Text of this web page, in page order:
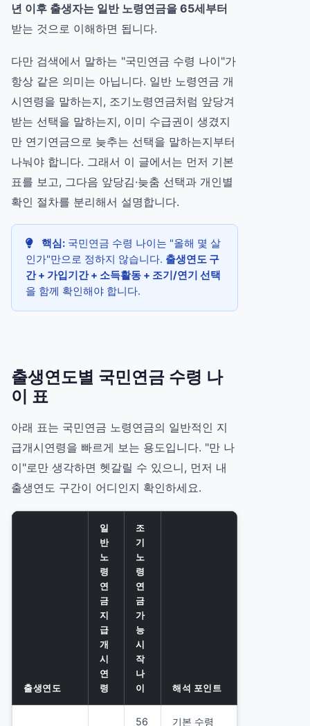
년 이후 출생자는 일반 노령연금을 65세부터
받는 것으로 이해하면 됩니다.
다만 검색에서 말하는 "국민연금 수령 나이"가
항상 같은 의미는 아닙니다. 일반 노령연금 개
시연령을 말하는지, 조기노령연금처럼 앞당겨
받는 선택을 말하는지, 이미 수급권이 생겼지
만 연기연금으로 늦추는 선택을 말하는지부터
나눠야 합니다. 그래서 이 글에서는 먼저 기본
표를 보고, 그다음 앞당김·늦춤 선택과 개인별
확인 절차를 분리해서 설명합니다.
핵심: 국민연금 수령 나이는 "올해 몇 살
인가"만으로 정하지 않습니다. 출생연도 구
간 + 가입기간 + 소득활동 + 조기/연기 선택
을 함께 확인해야 합니다.
출생연도별 국민연금 수령 나
이 표
아래 표는 국민연금 노령연금의 일반적인 지
급개시연령을 빠르게 보는 용도입니다. "만 나
이"로만 생각하면 헷갈릴 수 있으니, 먼저 내
출생연도 구간이 어디인지 확인하세요.
출생연도
일
반
노
령
연
금
지
급
개
시
연
령
조
기
노
령
연
금
가
능
시
작
나
이
해석 포인트
56 기본 수령